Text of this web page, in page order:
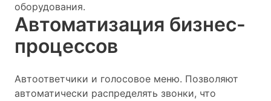
оборудования.
Автоматизация бизнес-
процессов
Автоответчики и голосовое меню. Позволяют
автоматически распределять звонки, что